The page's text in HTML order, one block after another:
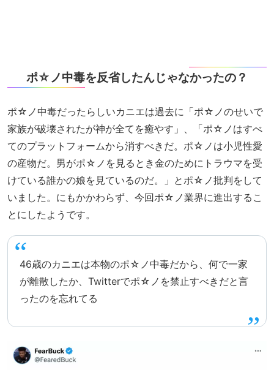
ポ☆ノ中毒を反省したんじゃなかったの？
ポ☆ノ中毒だったらしいカニエは過去に「ポ☆ノのせいで
家族が破壊されたが神が全てを癒やす」、「ポ☆ノはすべ
てのプラットフォームから消すべきだ。ポ☆ノは小児性愛
の産物だ。男がポ☆ノを見るとき金のためにトラウマを受
けている誰かの娘を見ているのだ。」とポ☆ノ批判をして
いました。にもかかわらず、今回ポ☆ノ業界に進出するこ
とにしたようです。
46歳のカニエは本物のポ☆ノ中毒だから、何で一家
が離散したか、Twitterでポ☆ノを禁止すべきだと言
ったのを忘れてる